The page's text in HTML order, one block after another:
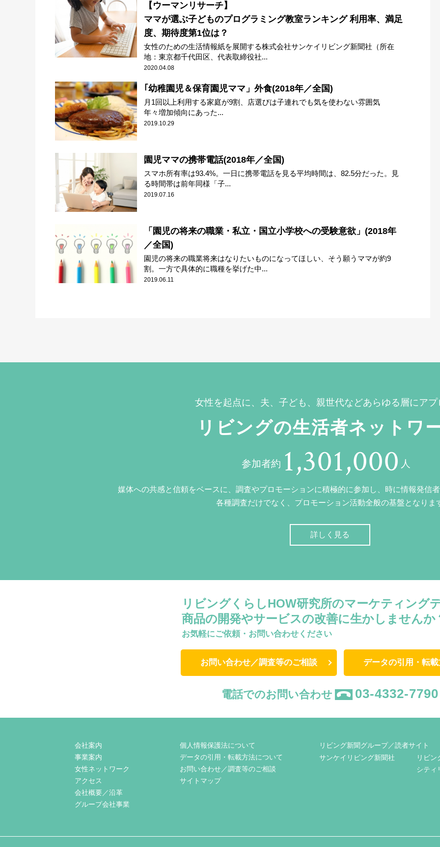
【ウーマンリサーチ】
ママが選ぶ子どものプログラミング教室ランキング 利用率、満足
度、期待度第1位は？
女性のための生活情報紙を展開する株式会社サンケイリビング新聞社（所在
地：東京都千代田区、代表取締役社...
2020.04.08
｢幼稚園児＆保育園児ママ」外食(2018年／全国)
月1回以上利用する家庭が9割、店選びは子連れでも気を使わない雰囲気
年々増加傾向にあった...
2019.10.29
園児ママの携帯電話(2018年／全国)
スマホ所有率は93.4%。一日に携帯電話を見る平均時間は、82.5分だった。見
る時間帯は前年同様「子...
2019.07.16
「園児の将来の職業・私立・国立小学校への受験意欲」(2018年
／全国)
園児の将来の職業将来はなりたいものになってほしい、そう願うママが約9
割。一方で具体的に職種を挙げた中...
2019.06.11
女性を起点に、夫、子ども、親世代などあらゆる層にアプ
リビングの生活者ネットワ
参加者約 1,301,000 人
媒体への共感と信頼をベースに、調査やプロモーションに積極的に参加し、時に情報発信
各種調査だけでなく、プロモーション活動全般の基盤となりま
詳しく見る
リビングくらしHOW研究所のマーケティング
商品の開発やサービスの改善に生かしませんか
お気軽にご依頼・お問い合わせください
お問い合わせ／調査等のご相談 データの引用・転
電話でのお問い合わせ 03-4332-7790
会社案内
事業案内
女性ネットワーク
アクセス
会社概要／沿革
グループ会社事業
個人情報保護法について
データの引用・転載方法について
お問い合わせ／調査等のご相談
サイトマップ
リビング新聞グループ／読者サイト
サンケイリビング新聞社
リビン
シティ